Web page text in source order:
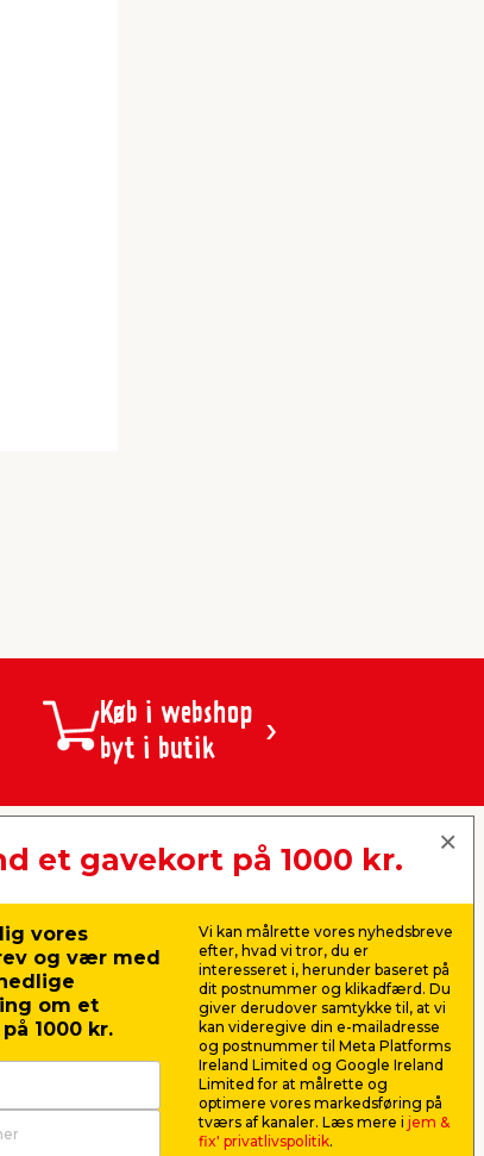
Køb i webshop
byt i butik
jem & fix A/S, Skomagervej 12
CVR: 10360641
Tlf. kundeservice: 79425942
Tlf. administration: 76413500
kundeservice@jemfix.com
Se vores e-mærket certifikat her
et gavekort på 1000 kr.
vores
og vær med
om et
1000 kr.
Vi kan målrette vores nyhedsbreve
efter, hvad vi tror, du er
interesseret i, herunder baseret på
dit postnummer og klikadfærd. Du
giver derudover samtykke til, at vi
kan videregive din e-mailadresse
og postnummer til Meta Platforms
Ireland Limited og Google Ireland
Limited for at målrette og
optimere vores markedsføring på
tværs af kanaler. Læs mere i jem &
fix' privatlivspolitik.